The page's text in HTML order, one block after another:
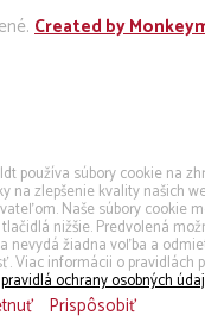
Created by
používa súbory cookie na
na zlepšenie kvality našich
Naše súbory cookie
nižšie. Predvolená
nevydá žiadna voľba a
Viac informácii o pravidlách
pravidlá ochrany osobných
Prispôsobiť